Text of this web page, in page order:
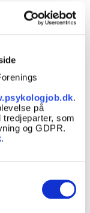
.
på
som
og GDPR.
.
øget
og
der